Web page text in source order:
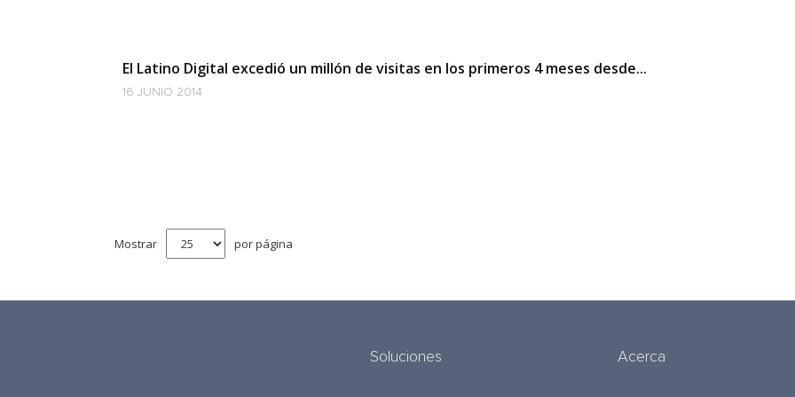
El Latino Digital excedió un millón de visitas en los primeros 4 meses desde...
16 JUNIO 2014
Mostrar por página
Soluciones Acerca